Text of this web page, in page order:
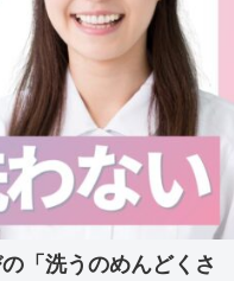
「洗うのめんどくさ